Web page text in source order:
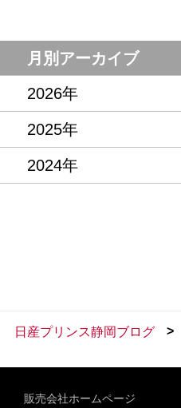
月別アーカイブ
2026年
2025年
2024年
日産プリンス静岡ブログ >
販売会社ホームページ